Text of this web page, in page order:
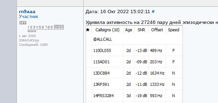
rn9aaa
Участник
с авг 2005
ХМАО-Югра
Сообщений: 1489
Дата: 16 Окт 2022 15:02:11 #
Удивила активность на 27246 пару дней